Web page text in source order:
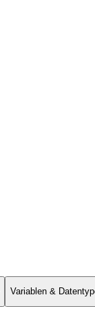
Variablen &